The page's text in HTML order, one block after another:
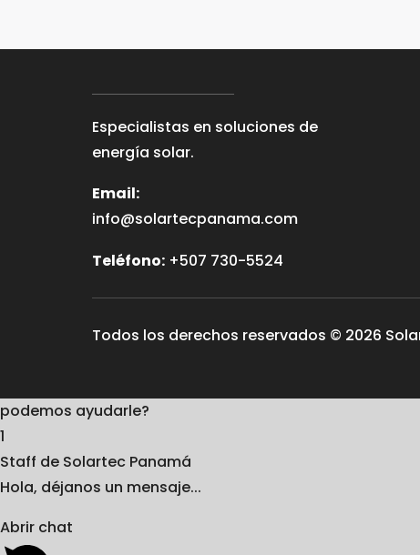
Especialistas en soluciones de
energía solar.
Email:
info@solartecpanama.com
Teléfono:+507 730-5524
Todos los derechos reservados © 2026
podemos ayudarle?
1
Staff de Solartec Panamá
Hola, déjanos un mensaje...
Abrir chat